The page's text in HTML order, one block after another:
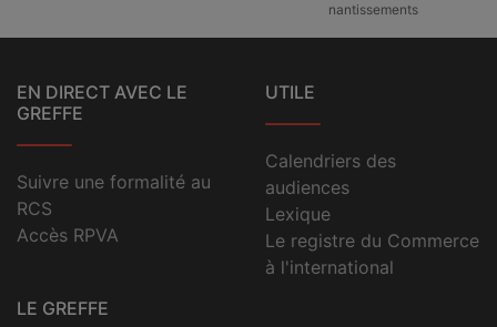
nantissements
EN DIRECT AVEC LE
GREFFE
Suivre une formalité au
RCS
Accès RPVA
UTILE
Calendriers des
audiences
Lexique
Le registre du Commerce
à l'international
LE GREFFE